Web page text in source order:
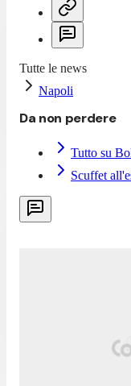
Tutte le news
Napoli
Da non perdere
Tutto su
Scuffet